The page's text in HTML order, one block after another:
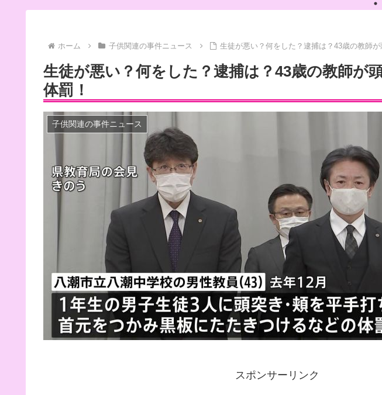
ホーム 子供関連の事件ニュース 生徒が悪い？何をした？逮捕は？43歳の教師が
生徒が悪い？何をした？逮捕は？43歳の教師が
体罰！
子供関連の事件ニュース
スポンサーリンク